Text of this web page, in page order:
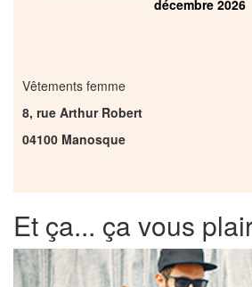
décembre 2026
Vêtements femme
8, rue Arthur Robert
04100 Manosque
Et ça... ça vous